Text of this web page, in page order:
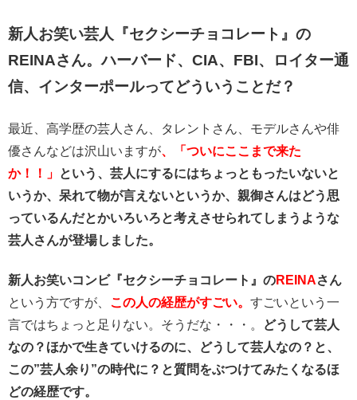
新人お笑い芸人『セクシーチョコレート』の
REINAさん。ハーバード、CIA、FBI、ロイター通
信、インターポールってどういうことだ？
最近、高学歴の芸人さん、タレントさん、モデルさんや俳
優さんなどは沢山いますが、「ついにここまで来た
か！！」 という、芸人にするにはちょっともったいないと
いうか、呆れて物が言えないというか、親御さんはどう思
っているんだとかいろいろと考えさせられてしまうような
芸人さんが登場しました。
新人お笑いコンビ『セクシーチョコレート』のREINAさん
という方ですが、 この人の経歴がすごい。 すごいという一
言ではちょっと足りない。そうだな・・・。
どうして芸人
なの？ほかで生きていけるのに、どうして芸人なの？と、
この”芸人余り”の時代に？と質問をぶつけてみたくなるほ
どの経歴です。